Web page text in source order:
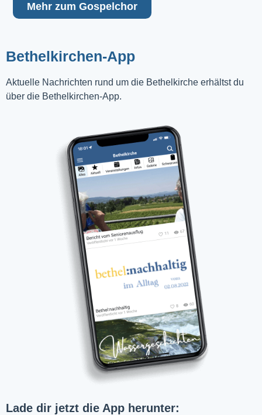
Mehr zum Gospelchor
Bethelkirchen-App
Aktuelle Nachrichten rund um die Bethelkirche erhältst du
über die Bethelkirchen-App.
Lade dir jetzt die App herunter: